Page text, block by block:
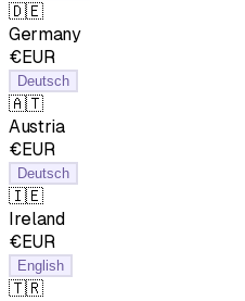
🇩🇪
Germany
€EUR
Deutsch
🇦🇹
Austria
€EUR
Deutsch
🇮🇪
Ireland
€EUR
English
🇹🇷